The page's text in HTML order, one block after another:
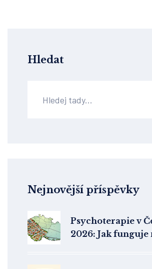
Hledat
Nejnovější příspěvky
Psychoterapie v
2026: Jak funguje